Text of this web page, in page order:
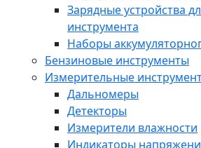
Зарядные устройства
инструмента
Наборы
Бензиновые инструменты
Измерительные
Дальномеры
Детекторы
Измерители влажности
Индикаторы